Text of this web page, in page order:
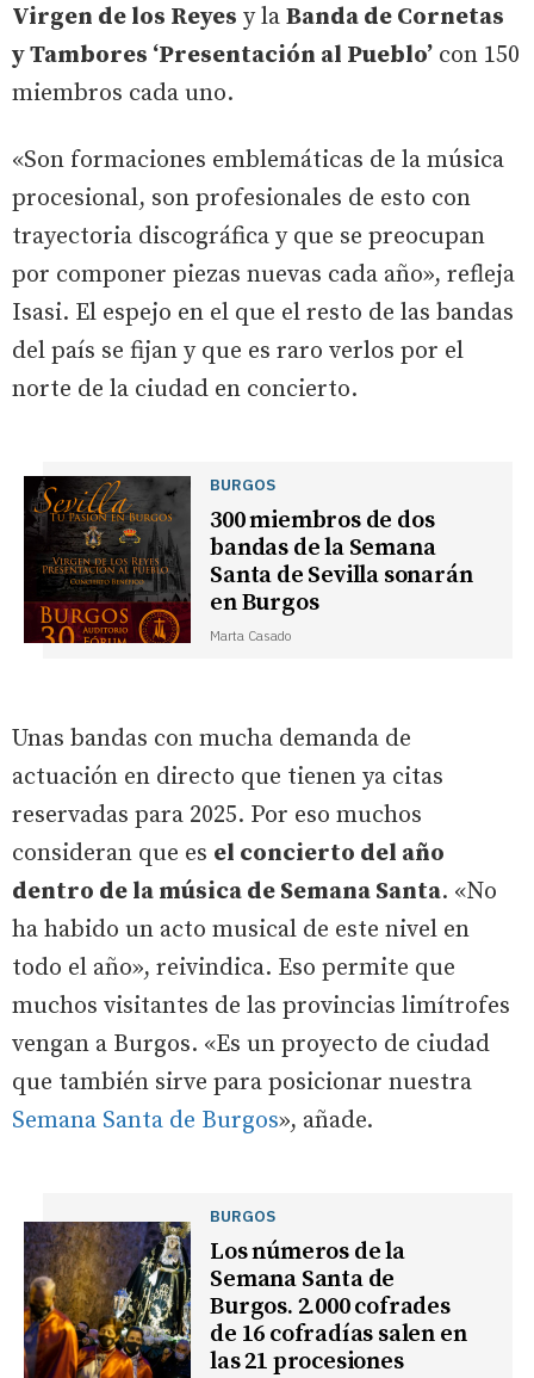
Virgen de los Reyes y la Banda de Cornetas
y Tambores ‘Presentación al Pueblo’ con 150
miembros cada uno.
«Son formaciones emblemáticas de la música
procesional, son profesionales de esto con
trayectoria discográfica y que se preocupan
por componer piezas nuevas cada año», refleja
Isasi. El espejo en el que el resto de las bandas
del país se fijan y que es raro verlos por el
norte de la ciudad en concierto.
BURGOS
300 miembros de dos
bandas de la Semana
Santa de Sevilla sonarán
en Burgos
Marta Casado
Unas bandas con mucha demanda de
actuación en directo que tienen ya citas
reservadas para 2025. Por eso muchos
consideran que es el concierto del año
dentro de la música de Semana Santa. «No
ha habido un acto musical de este nivel en
todo el año», reivindica. Eso permite que
muchos visitantes de las provincias limítrofes
vengan a Burgos. «Es un proyecto de ciudad
que también sirve para posicionar nuestra
Semana Santa de Burgos», añade.
BURGOS
Los números de la
Semana Santa de
Burgos. 2.000 cofrades
de 16 cofradías salen en
las 21 procesiones